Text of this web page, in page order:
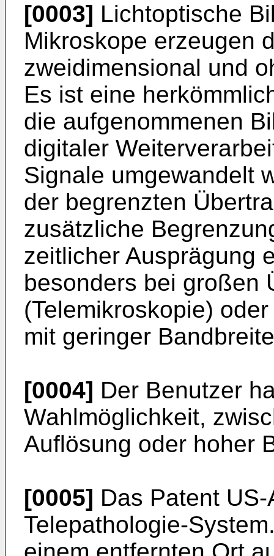
[0003] Lichtoptische
Mikroskope erzeugen
zweidimensional und
Es ist eine
die aufgenommenen
digitaler
Signale umgewandelt
der begrenzten
zusätzliche
zeitlicher Ausprägung
besonders bei großen
(Telemikroskopie)
mit geringer
[0004] Der Benutzer
Wahlmöglichkeit,
Auflösung oder hoher
[0005] Das Patent
Telepathologie-